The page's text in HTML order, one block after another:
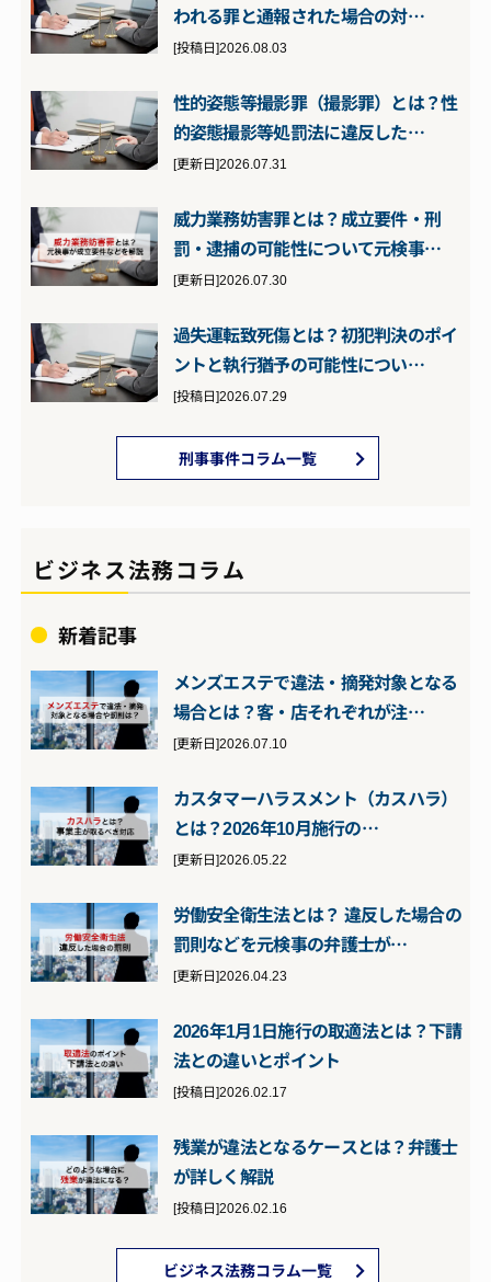
われる罪と通報された場合の対…
[投稿日]2026.08.03
性的姿態等撮影罪（撮影罪）とは？性
的姿態撮影等処罰法に違反した…
[更新日]2026.07.31
威力業務妨害罪とは？成立要件・刑
罰・逮捕の可能性について元検事…
[更新日]2026.07.30
過失運転致死傷とは？初犯判決のポイ
ントと執行猶予の可能性につい…
[投稿日]2026.07.29
刑事事件コラム一覧
ビジネス法務コラム
新着記事
メンズエステで違法・摘発対象となる
場合とは？客・店それぞれが注…
[更新日]2026.07.10
カスタマーハラスメント（カスハラ）
とは？2026年10月施行の…
[更新日]2026.05.22
労働安全衛生法とは？ 違反した場合の
罰則などを元検事の弁護士が…
[更新日]2026.04.23
2026年1月1日施行の取適法とは？下請
法との違いとポイント
[投稿日]2026.02.17
残業が違法となるケースとは？弁護士
が詳しく解説
[投稿日]2026.02.16
ビジネス法務コラム一覧